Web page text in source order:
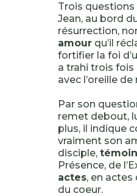
Trois questions
Jean, au bord
résurrection,
amourqu’il
fortifier la foi
a trahi trois fois
avec l’oreille
Par son
remet debout,
plus, il indique
vraiment son
disciple, témoin
Présence, de
actes, en actes
du coeur.